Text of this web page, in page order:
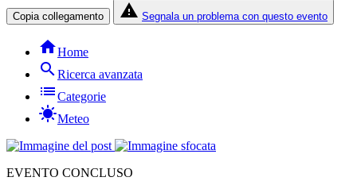
Copia collegamento report_problem Segnala un problema con questo evento
homeHome
searchRicerca avanzata
listCategorie
sunnyMeteo
EVENTO CONCLUSO